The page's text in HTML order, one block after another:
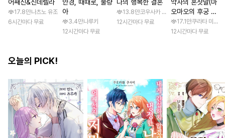
어쌔신&신데렐라
17.8만나츠노 유조
6시간마다 무료
안경, 때때로, 불량
아
3.4만나루키
12시간마다 무료
나의 행복한 결혼
13.8만코우사카 리토 / 아기토기 아쿠미
12시간마다 무료
약사의 혼잣말(마
오마오의 후궁 수
수께끼 풀이수첩)
17.1만쿠라타 미노
12시간마다 무료
오늘의 PICK!